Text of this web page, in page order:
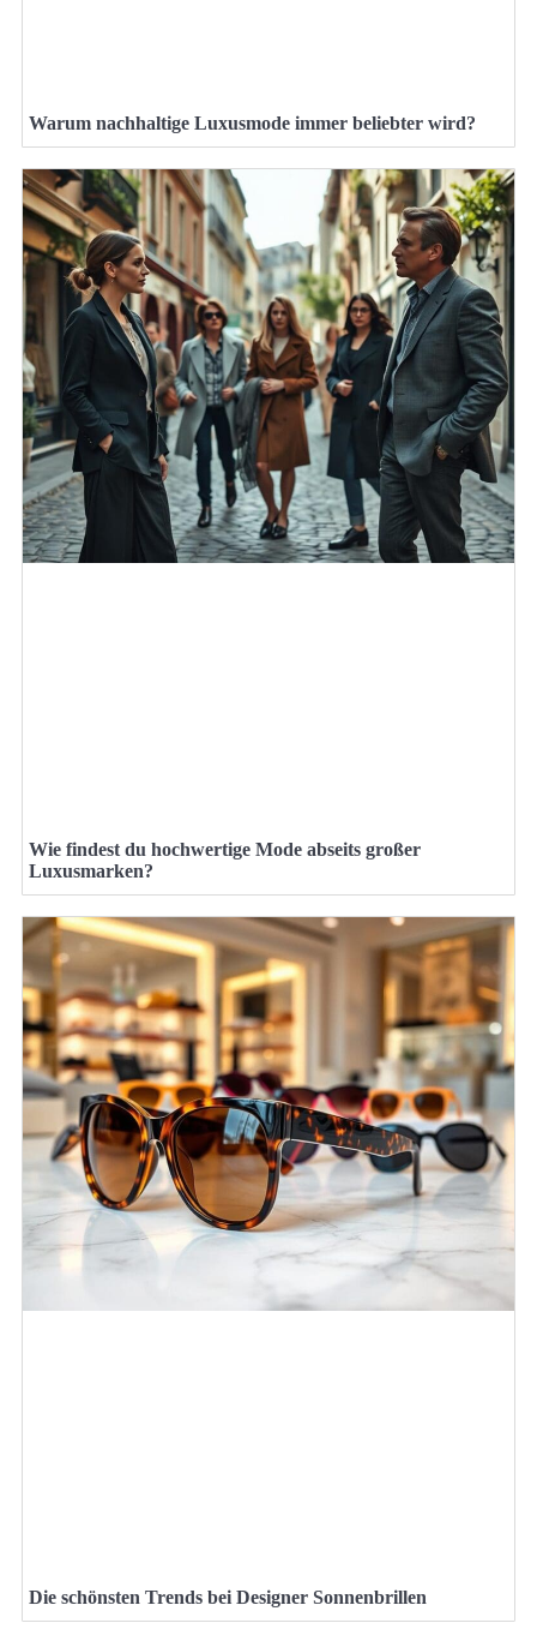
Warum nachhaltige Luxusmode immer beliebter wird?
Wie findest du hochwertige Mode abseits großer
Luxusmarken?
Die schönsten Trends bei Designer Sonnenbrillen